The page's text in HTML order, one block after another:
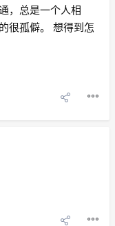
，总是一个人相
很孤僻。 想得到怎